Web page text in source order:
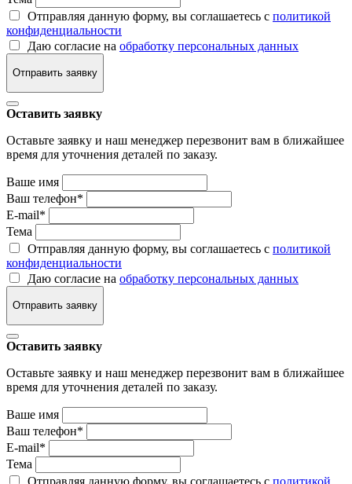
Отправляя данную форму, вы соглашаетесь с политикой
конфиденциальности
Даю согласие на обработку персональных данных
Отправить заявку
Оставить заявку
Оставьте заявку и наш менеджер перезвонит вам в ближайшее
время для уточнения деталей по заказу.
Ваше имя
Ваш телефон*
E-mail*
Тема
Отправляя данную форму, вы соглашаетесь с политикой
конфиденциальности
Даю согласие на обработку персональных данных
Отправить заявку
Оставить заявку
Оставьте заявку и наш менеджер перезвонит вам в ближайшее
время для уточнения деталей по заказу.
Ваше имя
Ваш телефон*
E-mail*
Тема
Отправляя данную форму, вы соглашаетесь с политикой